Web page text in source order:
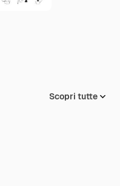
Scopri tutte